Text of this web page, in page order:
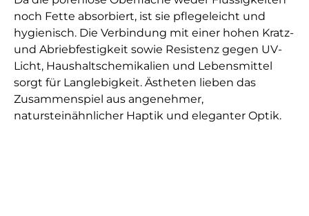
noch Fette absorbiert, ist sie pflegeleicht und
hygienisch. Die Verbindung mit einer hohen Kratz-
und Abriebfestigkeit sowie Resistenz gegen UV-
Licht, Haushaltschemikalien und Lebensmittel
sorgt für Langlebigkeit. Ästheten lieben das
Zusammenspiel aus angenehmer,
natursteinähnlicher Haptik und eleganter Optik.